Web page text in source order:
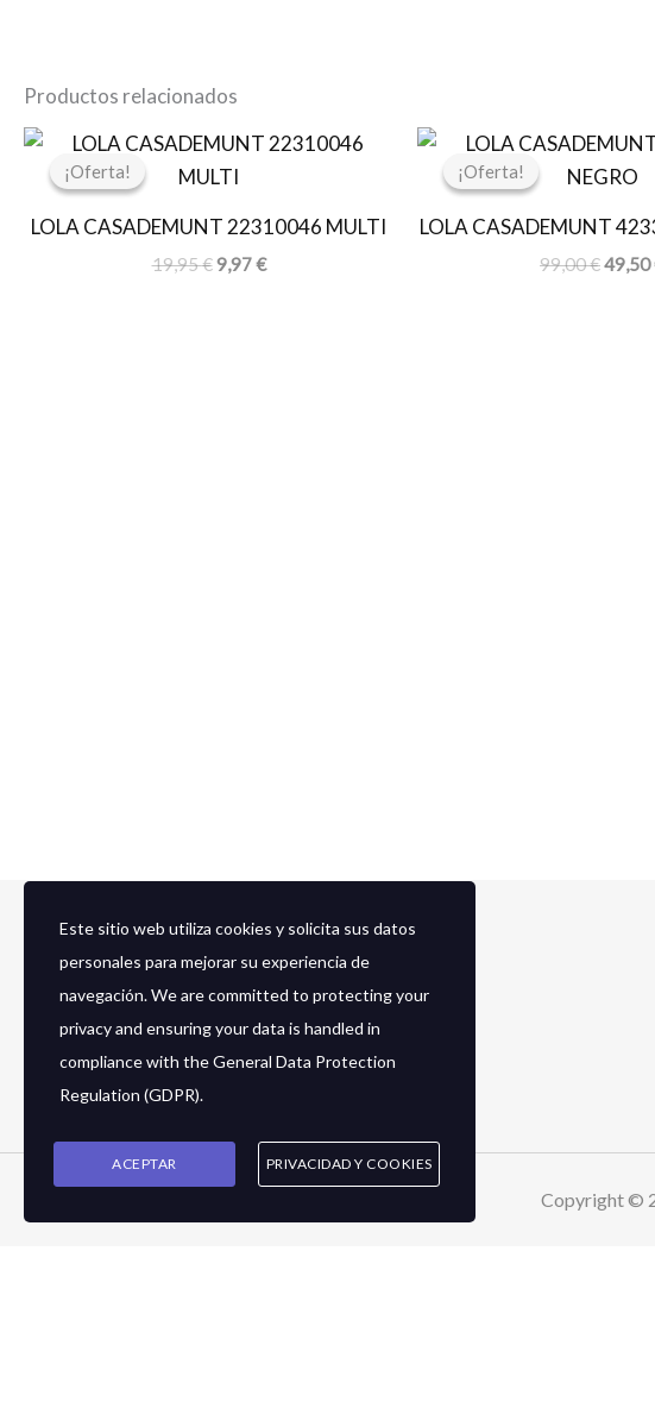
Productos relacionados
¡Oferta!
¡Oferta!
LOLA CASADEMUNT 22310046 MULTI
19,95€
El
original
19,95 €.
9,97€
El
9,97 €.
¡Oferta!
¡Oferta!
LOLA CASADEMUNT
99,00€
El
original
99,00
49,50
Copyright ©
Este sitio web utiliza cookies y solicita sus datos
personales para mejorar su experiencia de
navegación. We are committed to protecting your
privacy and ensuring your data is handled in
compliance with theGeneral Data Protection
Regulation (GDPR).
ACEPTAR PRIVACIDAD Y COOKIES